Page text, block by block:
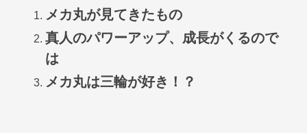
メカ丸が見てきたもの
真人のパワーアップ、成長がくるので
は
メカ丸は三輪が好き！？